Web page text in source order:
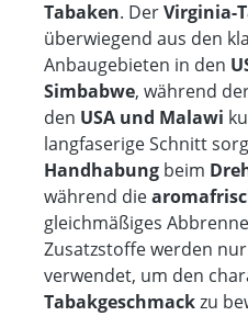
Tabaken. DerVirginia-
überwiegend aus den
Anbaugebieten in den
Simbabwe, während
den USA und Malawi
langfaserige Schnitt
Handhabung beim
während die
gleichmäßiges
Zusatzstoffe werden
verwendet, um den
Tabakgeschmackzu